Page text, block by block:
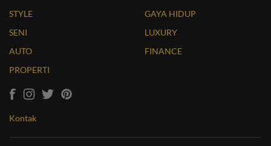
STYLE
SENI
AUTO
PROPERTI
GAYA HIDUP
LUXURY
FINANCE
Kontak